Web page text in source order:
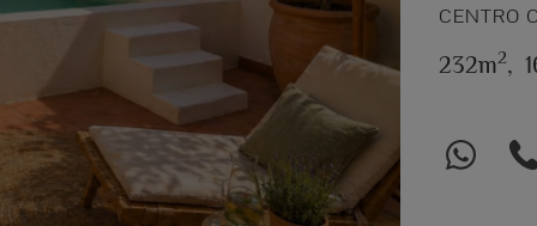
CENTRO
232m2,